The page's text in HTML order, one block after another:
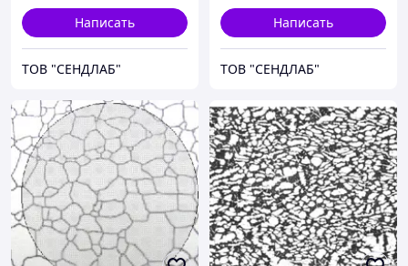
Написать
ТОВ "СЕНДЛАБ"
Написать
ТОВ "СЕНДЛАБ"